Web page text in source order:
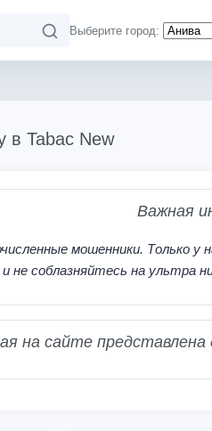
Выберите город:
в Tabac New
Важная
мошенники. Только
не соблазняйтесь на ультра
на сайте представлена